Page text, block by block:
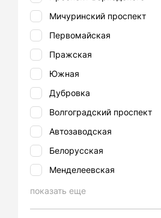
Мичуринский проспект
Первомайская
Пражская
Южная
Дубровка
Волгоградский проспект
Автозаводская
Белорусская
Менделеевская
показать еще